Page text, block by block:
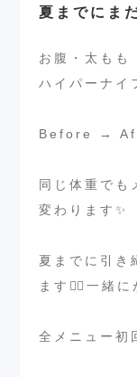
夏までにま
お腹・太もも
ハイパーナイ
Before →
同じ体重でも
変わります✨
夏までに引き
ます❤️‍🔥一緒
全メニュー初